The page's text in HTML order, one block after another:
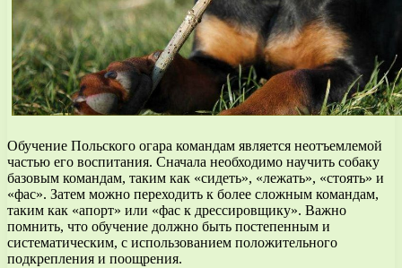
Обучение Польского огара командам является неотъемлемой
частью его воспитания. Сначала необходимо научить собаку
базовым командам, таким как «сидеть», «лежать», «стоять» и
«фас». Затем можно переходить к более сложным командам,
таким как «апорт» или «фас к дрессировщику». Важно
помнить, что обучение должно быть постепенным и
систематическим, с использованием положительного
подкрепления и поощрения.